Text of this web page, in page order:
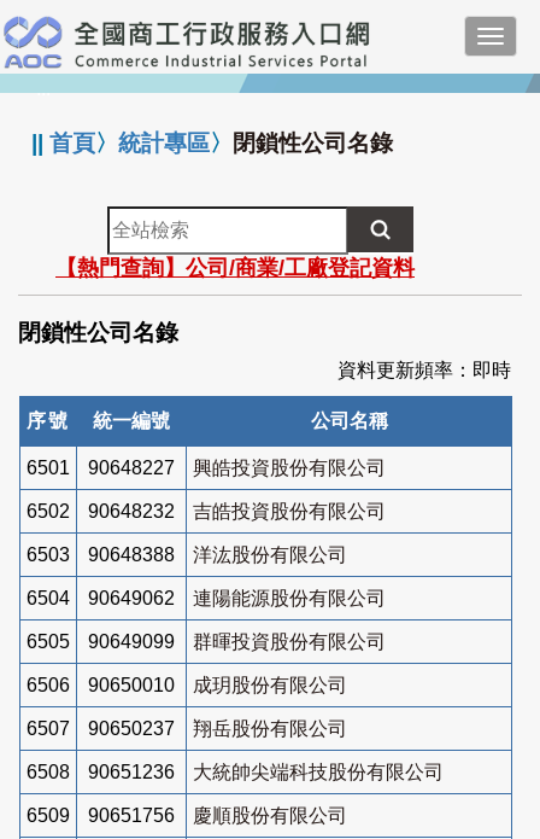
跳
到
主
要
:::
||首頁〉統計專區〉 閉鎖性公司名錄
全
站
檢
索
【熱門查詢】公司/商業/工廠登記資料
閉鎖性公司名錄
資料更新頻率：即時
序號 統一編號 公司名稱
6501 90648227 興皓投資股份有限公司
6502 90648232 吉皓投資股份有限公司
6503 90648388 洋汯股份有限公司
6504 90649062 連陽能源股份有限公司
6505 90649099 群暉投資股份有限公司
6506 90650010 成玥股份有限公司
6507 90650237 翔岳股份有限公司
6508 90651236 大統帥尖端科技股份有限公司
6509 90651756 慶順股份有限公司